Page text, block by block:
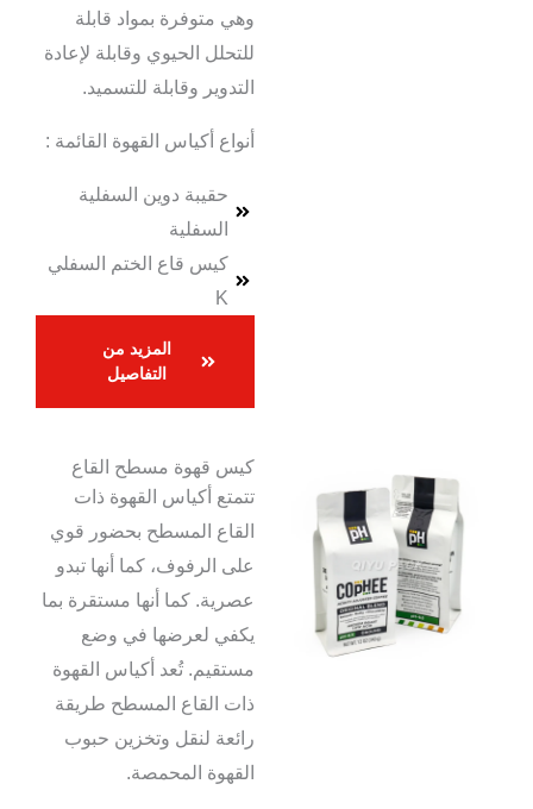
وهي متوفرة بمواد قابلة
للتحلل الحيوي وقابلة لإعادة
التدوير وقابلة للتسميد.
أنواع أكياس القهوة القائمة :
حقيبة دوين السفلية
السفلية
كيس قاع الختم السفلي
K
المزيد من
التفاصيل
كيس قهوة مسطح القاع
تتمتع أكياس القهوة ذات
القاع المسطح بحضور قوي
على الرفوف، كما أنها تبدو
عصرية. كما أنها مستقرة بما
يكفي لعرضها في وضع
مستقيم. تُعد أكياس القهوة
ذات القاع المسطح طريقة
رائعة لنقل وتخزين حبوب
القهوة المحمصة.